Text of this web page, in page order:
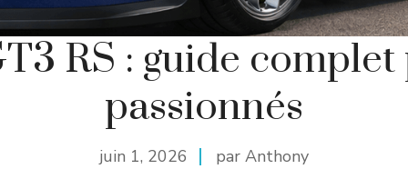
RS : guide
passionnés
juin 1, 2026 par Anthony